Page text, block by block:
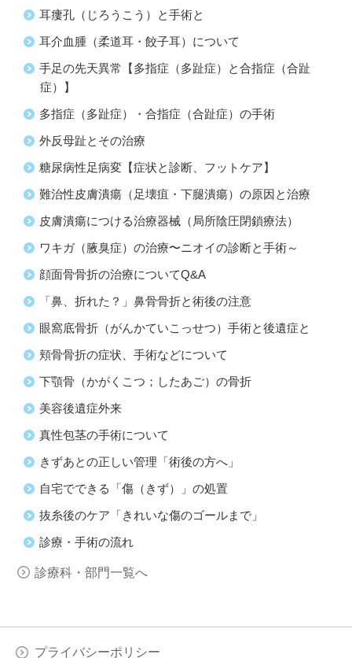
耳瘻孔（じろうこう）と手術と
耳介血腫（柔道耳・餃子耳）について
手足の先天異常【多指症（多趾症）と合指症（合趾
症）】
多指症（多趾症）・合指症（合趾症）の手術
外反母趾とその治療
糖尿病性足病変【症状と診断、フットケア】
難治性皮膚潰瘍（足壊疽・下腿潰瘍）の原因と治療
皮膚潰瘍につける治療器械（局所陰圧閉鎖療法）
ワキガ（腋臭症）の治療〜ニオイの診断と手術～
顔面骨骨折の治療についてQ&A
「鼻、折れた？」鼻骨骨折と術後の注意
眼窩底骨折（がんかていこっせつ）手術と後遺症と
頬骨骨折の症状、手術などについて
下顎骨（かがくこつ；したあご）の骨折
美容後遺症外来
真性包茎の手術について
きずあとの正しい管理「術後の方へ」
自宅でできる「傷（きず）」の処置
抜糸後のケア「きれいな傷のゴールまで」
診療・手術の流れ
診療科・部門一覧へ
プライバシーポリシー